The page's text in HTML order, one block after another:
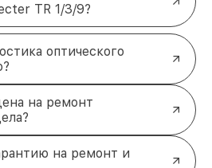
TR 1/3/9?
оптического
на ремонт
на ремонт и